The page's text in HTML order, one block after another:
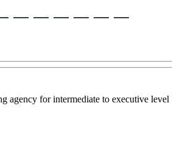
agency for intermediate to executive level